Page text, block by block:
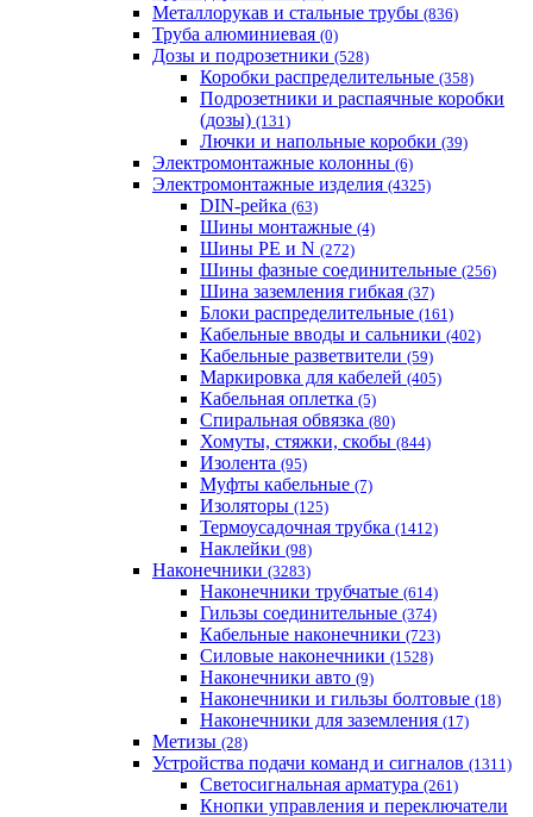
Металлорукав и стальные трубы (836)
Труба алюминиевая (0)
Дозы и подрозетники (528)
Коробки распределительные (358)
Подрозетники и распаячные коробки
(дозы) (131)
Лючки и напольные коробки (39)
Электромонтажные колонны (6)
Электромонтажные изделия (4325)
DIN-рейка (63)
Шины монтажные (4)
Шины PE и N (272)
Шины фазные соединительные (256)
Шина заземления гибкая (37)
Блоки распределительные (161)
Кабельные вводы и сальники (402)
Кабельные разветвители (59)
Маркировка для кабелей (405)
Кабельная оплетка (5)
Спиральная обвязка (80)
Хомуты, стяжки, скобы (844)
Изолента (95)
Муфты кабельные (7)
Изоляторы (125)
Термоусадочная трубка (1412)
Наклейки (98)
Наконечники (3283)
Наконечники трубчатые (614)
Гильзы соединительные (374)
Кабельные наконечники (723)
Силовые наконечники (1528)
Наконечники авто (9)
Наконечники и гильзы болтовые (18)
Наконечники для заземления (17)
Метизы (28)
Устройства подачи команд и сигналов (1311)
Светосигнальная арматура (261)
Кнопки управления и переключатели